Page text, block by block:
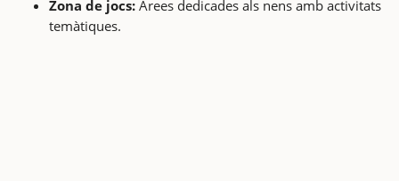
Zona de jocs: Àrees dedicades als nens amb activitats
temàtiques.